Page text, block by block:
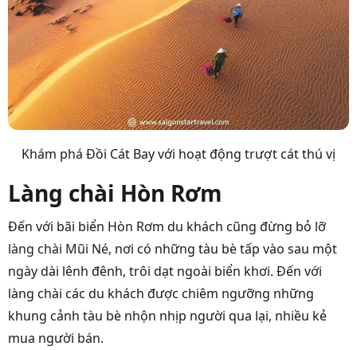
Khám phá Đồi Cát Bay với hoạt động trượt cát thú vị
Làng chài Hòn Rơm
Đến với bãi biển Hòn Rơm du khách cũng đừng bỏ lỡ
làng chài Mũi Né, nơi có những tàu bè tấp vào sau một
ngày dài lênh đênh, trôi dạt ngoài biển khơi. Đến với
làng chài các du khách được chiêm ngưỡng những
khung cảnh tàu bè nhộn nhịp người qua lại, nhiều kẻ
mua người bán.